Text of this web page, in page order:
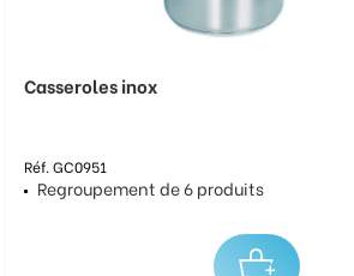
Casseroles inox
Réf. GC0951
Regroupement de 6 produits